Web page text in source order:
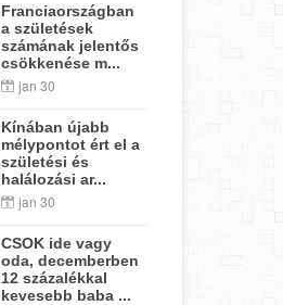
Franciaországban
a születések
számának jelentős
csökkenése m...
jan 30
Kínában újabb
mélypontot ért el a
születési és
halálozási ar...
jan 30
CSOK ide vagy
oda, decemberben
12 százalékkal
kevesebb baba ...